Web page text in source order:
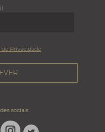
de Privacidade
sociais
TWITTER